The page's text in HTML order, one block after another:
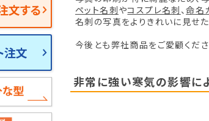
ペット名刺やコスプレ名刺 、命名
名刺の写真をよりきれいに見せ
今後とも弊社商品をご愛顧くだ
非常に強い寒気の影響に
文する
注文